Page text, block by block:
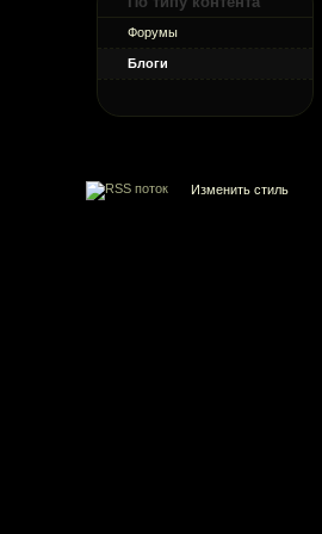
Форумы
Блоги
Изменить стиль